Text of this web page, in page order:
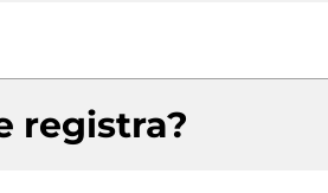
registra?